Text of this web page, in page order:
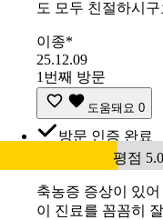
도 모두 친절하시
이종*
25.12.09
1번째 방문
도움돼요 0
방문 인증 완료
평점
축농증 증상이 있
이 진료를 꼼꼼히